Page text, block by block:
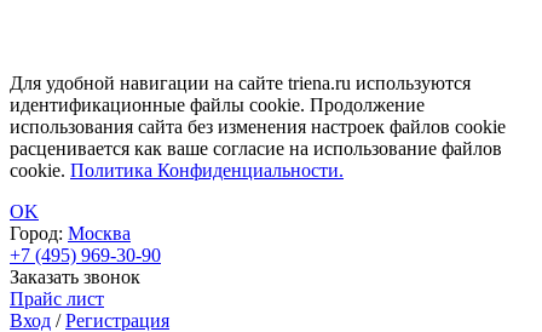
Для удобной навигации на сайте triena.ru используются
идентификационные файлы cookie. Продолжение
использования сайта без изменения настроек файлов cookie
расценивается как ваше согласие на использование файлов
cookie. Политика Конфиденциальности.
OK
Город: Москва
+7 (495) 969-30-90
Заказать звонок
Прайс лист
Вход /Регистрация